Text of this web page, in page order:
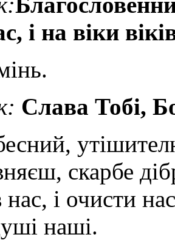
і на віки
: Слава Тобі,
скарбе
і очисти
наші.